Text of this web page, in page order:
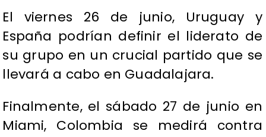
El viernes 26 de junio, Uruguay y
España podrían definir el liderato de
su grupo en un crucial partido que se
llevará a cabo en Guadalajara.
Finalmente, el sábado 27 de junio en
Miami, Colombia se medirá contra